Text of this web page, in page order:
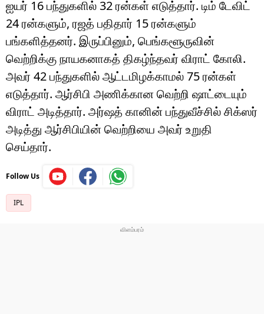
ஐயர் 16 பந்துகளில் 32 ரன்கள் எடுத்தார். டிம் டேவிட்
24 ரன்களும், ரஜத் பதிதார் 15 ரன்களும்
பங்களித்தனர். இருப்பினும், பெங்களூருவின்
வெற்றிக்கு நாயகனாகத் திகழ்ந்தவர் விராட் கோலி.
அவர் 42 பந்துகளில் ஆட்டமிழக்காமல் 75 ரன்கள்
எடுத்தார். ஆர்சிபி அணிக்கான வெற்றி ஷாட்டையும்
விராட் அடித்தார். அர்ஷத் கானின் பந்துவீச்சில் சிக்ஸர்
அடித்து ஆர்சிபியின் வெற்றியை அவர் உறுதி
செய்தார்.
Follow Us
IPL